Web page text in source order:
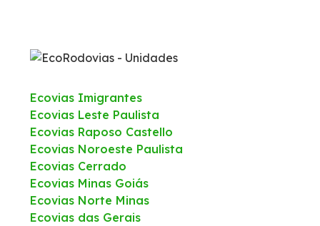
Ecovias Imigrantes
Ecovias Leste Paulista
Ecovias Raposo Castello
Ecovias Noroeste Paulista
Ecovias Cerrado
Ecovias Minas Goiás
Ecovias Norte Minas
Ecovias das Gerais